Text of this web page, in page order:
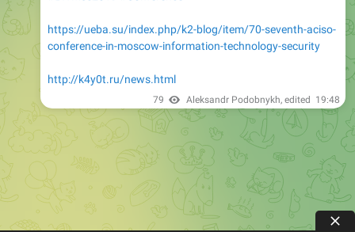
https://ueba.su/index.php/k2-blog/item/70-seventh-aciso-
conference-in-moscow-information-technology-security
http://k4y0t.ru/news.html
79 Aleksandr Podobnykh, edited 19:48